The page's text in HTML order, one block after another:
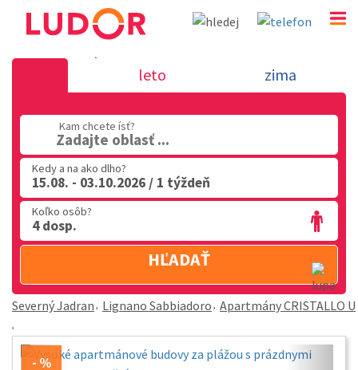
Apartmány CRISTALLO U - Lignano Sabbiadoro -
02 2063 3182
leto zima
Kam chcete ísť?
Zadajte oblasť ...
Kedy a na ako dlho?
15.08. - 03.10.2026 / 1 týždeň
Koľko osôb?
4 dosp.
HĽADAŤ
Severný Jadran Lignano Sabbiadoro Apartmány CRISTALLO U